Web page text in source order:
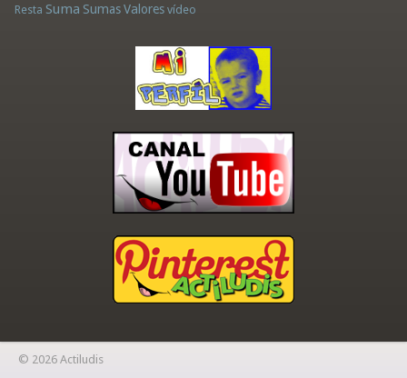
Resta Suma Sumas Valores vídeo
© 2026 Actiludis